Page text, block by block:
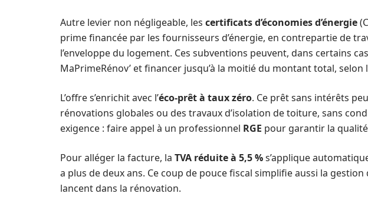
Autre levier non négligeable, les certificats d’économies d’énergie
prime financée par les fournisseurs d’énergie, en contrepartie de
l’enveloppe du logement. Ces subventions peuvent, dans certains
MaPrimeRénov’ et financer jusqu’à la moitié du montant total, selon
L’offre s’enrichit avec l’éco-prêt à taux zéro. Ce prêt sans intérêts
rénovations globales ou des travaux d’isolation de toiture, sans
exigence : faire appel à un professionnel RGE pour garantir la
Pour alléger la facture, la TVA réduite à 5,5 %s’applique
a plus de deux ans. Ce coup de pouce fiscal simplifie aussi la
lancent dans la rénovation.